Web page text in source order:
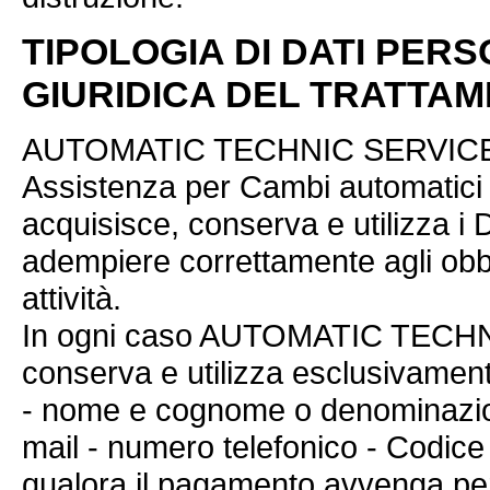
TIPOLOGIA DI DATI
GIURIDICA DEL
AUTOMATIC TECHNIC
Assistenza per Cambi
acquisisce, conserva e utilizza i
adempiere correttamente agli
attività.
In ogni caso AUTOMATIC
conserva e utilizza
- nome e cognome o
mail - numero telefonico -